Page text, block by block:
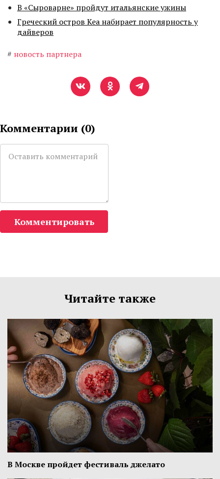
В «Сыроварне» пройдут итальянские ужины
Греческий остров Кеа набирает популярность у
дайверов
# новость партнера
Комментарии (0)
Комментировать
Читайте также
В Москве пройдет фестиваль джелато